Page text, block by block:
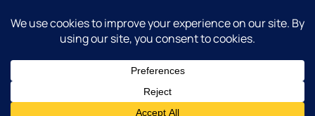
Het is niet toegestaan om content van deze website zonder
of publicatie..
Copyright© Relatielessen